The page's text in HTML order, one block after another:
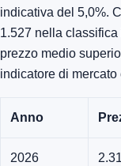
indicativa del 5,0%.
1.527 nella
prezzo medio
indicatore di
Anno
2026